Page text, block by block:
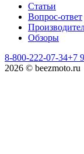
Статьи
Вопрос-ответ
Обзоры
8-800-222-07-34+7
2026 © beezmoto.ru